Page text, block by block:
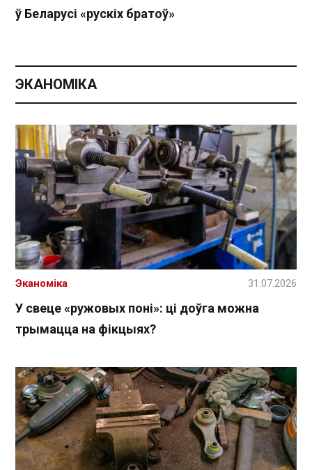
ў Беларусі «рускіх братоў»
ЭКАНОМІКА
У свеце «ружовых поні»: ці доўга можна
трымацца на фікцыях?
Эканоміка 31.07.2026